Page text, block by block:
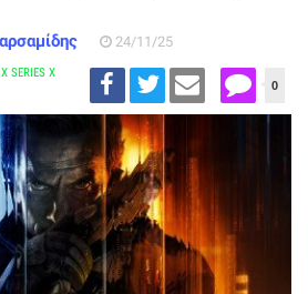
24/11/25
SERIES X
0